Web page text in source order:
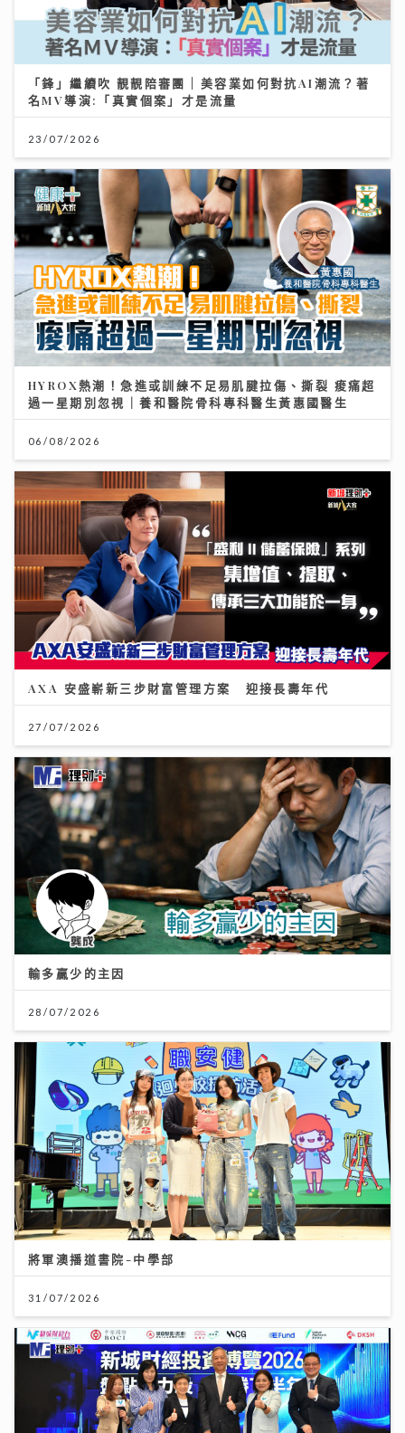
「鋒」繼續吹 靚靚陪審團 | 美容業如何對抗AI潮流？著
名MV導演:「真實個案」才是流量
23/07/2026
HYROX熱潮！急進或訓練不足易肌腱拉傷、撕裂 痠痛超
過一星期別忽視｜養和醫院骨科專科醫生黃惠國醫生
06/08/2026
AXA 安盛嶄新三步財富管理方案 迎接長壽年代
27/07/2026
輸多贏少的主因
28/07/2026
將軍澳播道書院-中學部
31/07/2026